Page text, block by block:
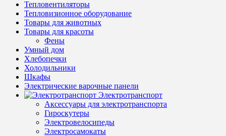
Тепловентиляторы
Тепловизионное оборудование
Товары для животных
Товары для красоты
Фены
Умный дом
Хлебопечки
Холодильники
Шкафы
Электрические варочные панели
Электротранспорт
Аксессуары для электротранспорта
Гироскутеры
Электровелосипеды
Электросамокаты